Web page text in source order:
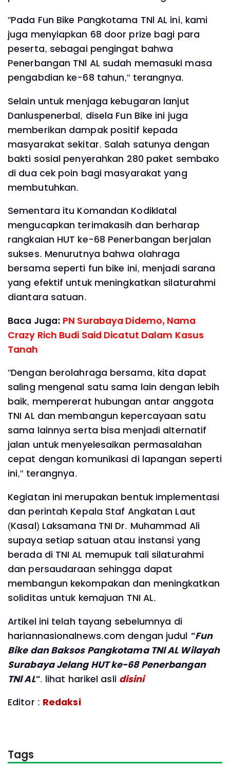
"Pada Fun Bike Pangkotama TNl AL ini, kami
juga menyiapkan 68 door prize bagi para
peserta, sebagai pengingat bahwa
Penerbangan TNl AL sudah memasuki masa
pengabdian ke-68 tahun," terangnya.
Selain untuk menjaga kebugaran lanjut
Danluspenerbal, disela Fun Bike ini juga
memberikan dampak positif kepada
masyarakat sekitar. Salah satunya dengan
bakti sosial penyerahkan 280 paket sembako
di dua cek poin bagi masyarakat yang
membutuhkan.
Sementara itu Komandan Kodiklatal
mengucapkan terimakasih dan berharap
rangkaian HUT ke-68 Penerbangan berjalan
sukses. Menurutnya bahwa olahraga
bersama seperti fun bike ini, menjadi sarana
yang efektif untuk meningkatkan silaturahmi
diantara satuan.
Baca Juga: PN Surabaya Didemo, Nama
Crazy Rich Budi Said Dicatut Dalam Kasus
Tanah
"Dengan berolahraga bersama, kita dapat
saling mengenal satu sama lain dengan lebih
baik, mempererat hubungan antar anggota
TNI AL dan membangun kepercayaan satu
sama lainnya serta bisa menjadi alternatif
jalan untuk menyelesaikan permasalahan
cepat dengan komunikasi di lapangan seperti
ini," terangnya.
Kegiatan ini merupakan bentuk implementasi
dan perintah Kepala Staf Angkatan Laut
(Kasal) Laksamana TNI Dr. Muhammad Ali
supaya setiap satuan atau instansi yang
berada di TNI AL memupuk tali silaturahmi
dan persaudaraan sehingga dapat
membangun kekompakan dan meningkatkan
soliditas untuk kemajuan TNI AL.
Artikel ini telah tayang sebelumnya di
hariannasionalnews.com dengan judul "Fun
Bike dan Baksos Pangkotama TNl AL Wilayah
Surabaya Jelang HUT ke-68 Penerbangan
TNl AL". lihat harikel asli disini
Editor : Redaksi
Tags